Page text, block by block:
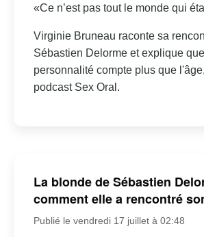
«Ce n’est pas tout le monde qui
Virginie Bruneau raconte sa
Sébastien Delorme et explique
personnalité compte plus que
podcast Sex Oral.
La blonde de Sébastien
comment elle a rencontré
Publié le vendredi 17 juillet à 02:48